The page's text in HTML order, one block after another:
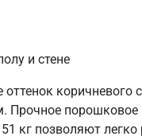
и стене
кг позволяют